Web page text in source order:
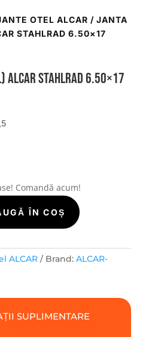
OTEL ALCAR / JANTA
STAHLRAD 6.50×17
STAHLRAD 6.50×17
Comandă acum!
ÎN COȘ
ALCAR Brand: ALCAR-
SUPLIMENTARE